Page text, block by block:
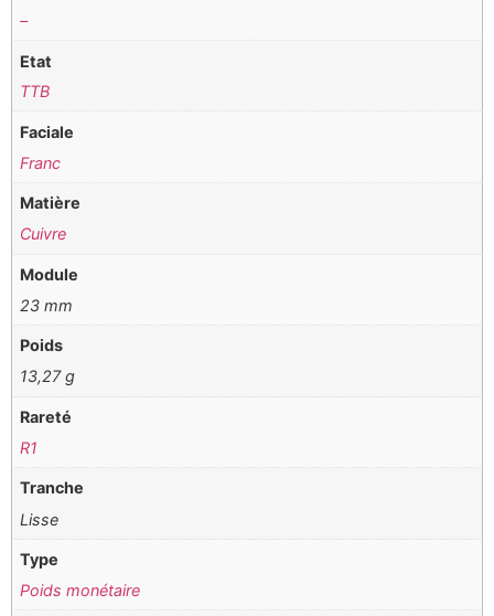
–
Etat
TTB
Faciale
Franc
Matière
Cuivre
Module
23 mm
Poids
13,27 g
Rareté
R1
Tranche
Lisse
Type
Poids monétaire